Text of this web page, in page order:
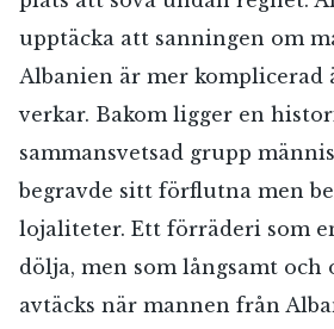
upptäcka att sanningen om
Albanien är mer komplicerad
verkar. Bakom ligger en
sammansvetsad grupp
begravde sitt förflutna men
lojaliteter. Ett förräderi som
dölja, men som långsamt och
avtäcks när mannen från